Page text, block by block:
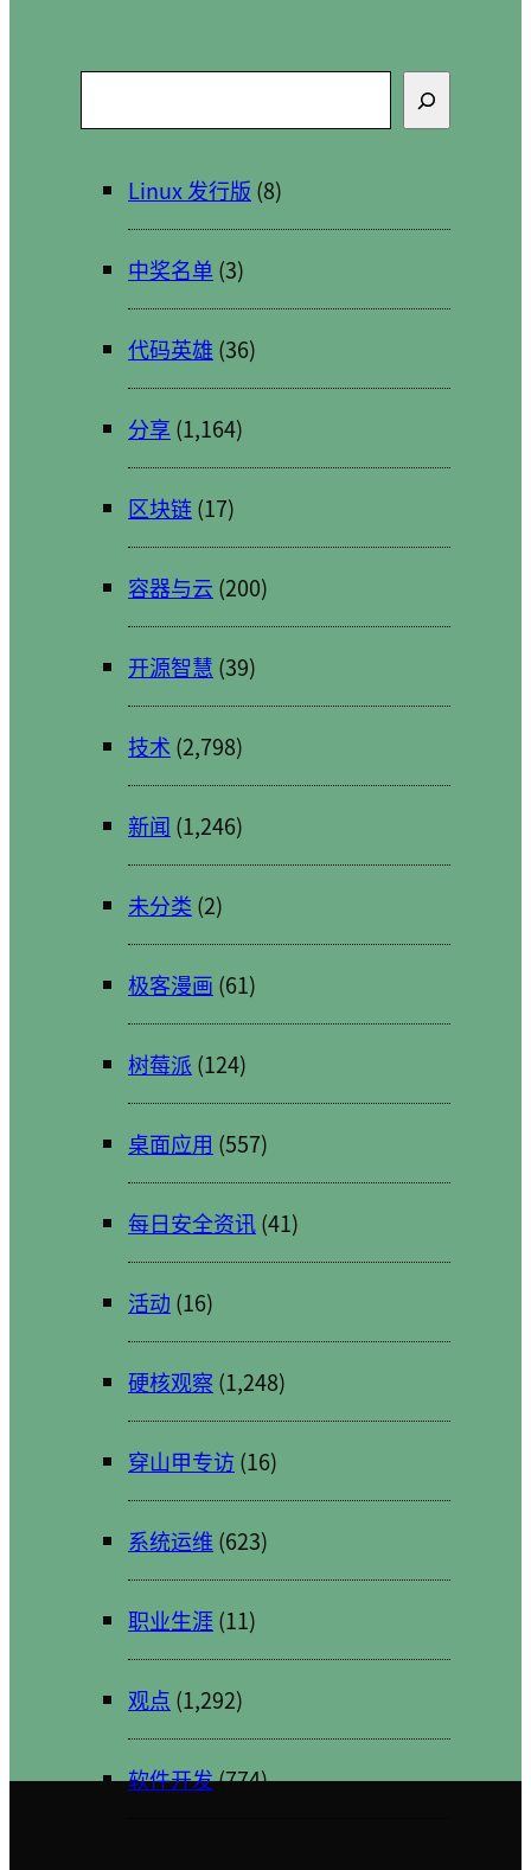
索
Linux 发行版 (8)
中奖名单 (3)
代码英雄 (36)
分享 (1,164)
区块链(17)
容器与云 (200)
开源智慧 (39)
技术 (2,798)
新闻 (1,246)
未分类 (2)
极客漫画 (61)
树莓派 (124)
桌面应用 (557)
每日安全资讯(41)
活动 (16)
硬核观察 (1,248)
穿山甲专访(16)
系统运维(623)
职业生涯(11)
观点 (1,292)
软件开发(774)